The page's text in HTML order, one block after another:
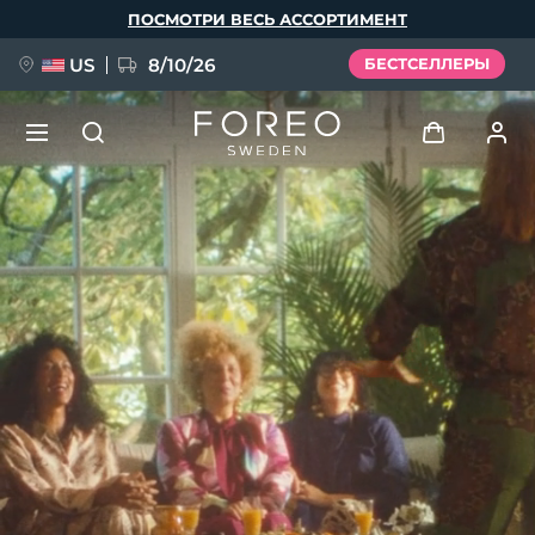
ПОСМОТРИ ВЕСЬ АССОРТИМЕНТ
US 8/10/26 БЕСТСЕЛЛЕРЫ
Войти
Профиль пользователя
Мои приборы
Мои заказы
Мои адреса
Мои подписки
НОВИНКА
FAQ™ Pure Beauty-Tech Elixir
BREAKING NEWS
issa™ Teeth Whitening Set
Язык
English Deutsch
Español
Français
Italiano
Português
Polski
Svenska
Русский
Türkçe
简体中文 繁體中文